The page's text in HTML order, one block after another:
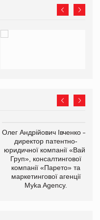
Олег Андрійович Івченко —
директор патентно-
юридичної компанії «Вайз
Груп», консалтингової
компанії «Парето» та
маркетингової агенції
Myka Agency.